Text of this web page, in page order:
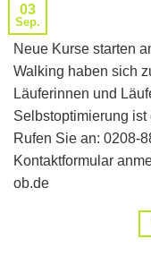
03
Sep.
Neue Kurse starten
Walking haben sich
Läuferinnen und
Selbstoptimierung ist
Rufen Sie an: 0208-
Kontaktformular
ob.de